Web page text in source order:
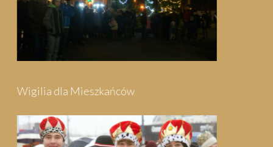
Festyn Parafialny